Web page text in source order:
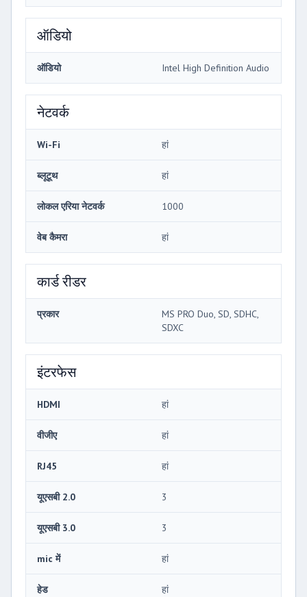
ऑडियो
ऑडियो Intel High Definition Audio
नेटवर्क
Wi-Fi हां
ब्लूटूथ हां
लोकल एरिया नेटवर्क 1000
वेब कैमरा हां
कार्ड रीडर
प्रकार
MS PRO Duo, SD, SDHC,
SDXC
इंटरफेस
HDMI हां
वीजीए हां
RJ45 हां
यूएसबी 2.0 3
यूएसबी 3.0 3
mic में हां
हेड हां